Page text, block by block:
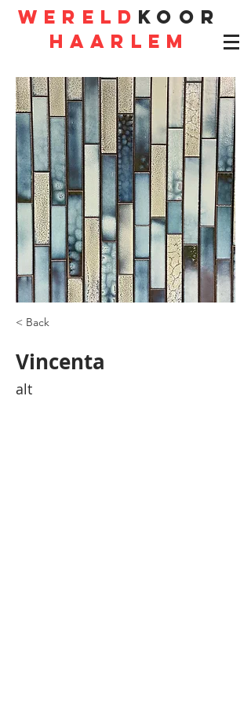
WERELD KOOR
HAARLEM
< Back
Vincenta
alt